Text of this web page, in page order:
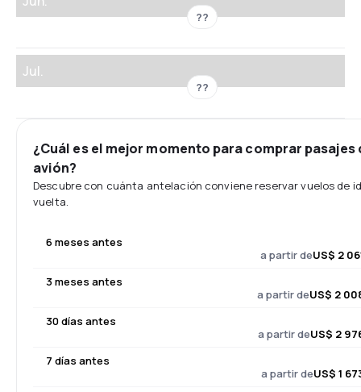
??
Jul.
??
¿Cuál es el mejor momento para comprar pasajes
avión?
Descubre con cuánta antelación conviene reservar vuelos de
vuelta.
6 meses antes
a partir deUS$ 2
3 meses antes
a partir deUS$ 2
30 días antes
a partir deUS$ 2
7 días antes
a partir deUS$ 1